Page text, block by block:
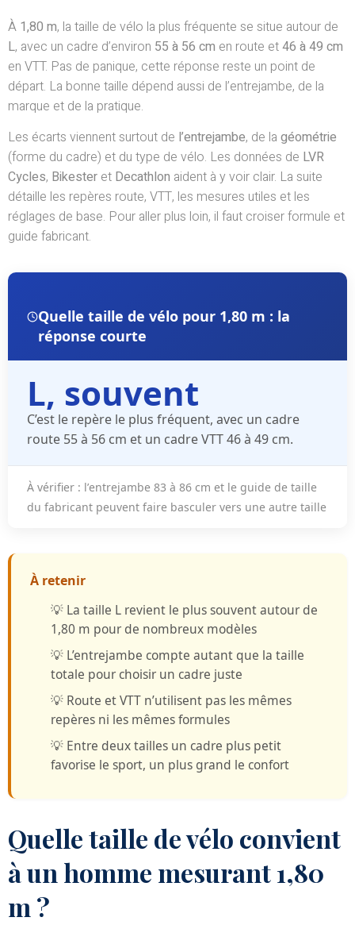
À 1,80 m, la taille de vélo la plus fréquente se situe autour de
L, avec un cadre d’environ 55 à 56 cm en route et46 à 49 cm
en VTT. Pas de panique, cette réponse reste un point de
départ. La bonne taille dépend aussi de l’entrejambe, de la
marque et de la pratique.
Les écarts viennent surtout de l’entrejambe, de la géométrie
(forme du cadre) et du type de vélo. Les données de LVR
Cycles, Bikester et Decathlon aident à y voir clair. La suite
détaille les repères route, VTT, les mesures utiles et les
réglages de base. Pour aller plus loin, il faut croiser formule et
guide fabricant.
Quelle taille de vélo pour 1,80 m : la
réponse courte
L, souvent
C’est le repère le plus fréquent, avec un cadre
route 55 à 56 cm et un cadreVTT 46 à 49 cm.
À vérifier : l’entrejambe 83 à 86 cm et le guide de taille
du fabricant peuvent faire basculer vers une autre taille
À retenir
💡 La taille L revient le plus souvent autour de
1,80 m pour de nombreux modèles
💡 L’entrejambe compte autant que la taille
totale pour choisir un cadre juste
💡 Route et VTT n’utilisent pas les mêmes
repères ni les mêmes formules
💡 Entre deux tailles un cadre plus petit
favorise le sport, un plus grand le confort
Quelle taille de vélo convient
à un homme mesurant 1,80
m ?